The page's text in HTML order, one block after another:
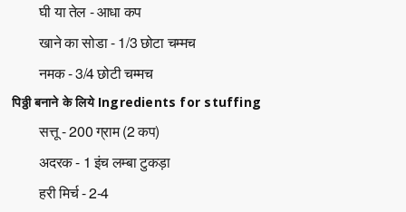
घी या तेल - आधा कप
खाने का सोडा - 1/3 छोटा चम्मच
नमक - 3/4 छोटी चम्मच
पिठ्ठी बनाने के लिये Ingredients for stuffing
सत्तू - 200 ग्राम (2 कप)
अदरक - 1 इंच लम्बा टुकड़ा
हरी मिर्च - 2-4